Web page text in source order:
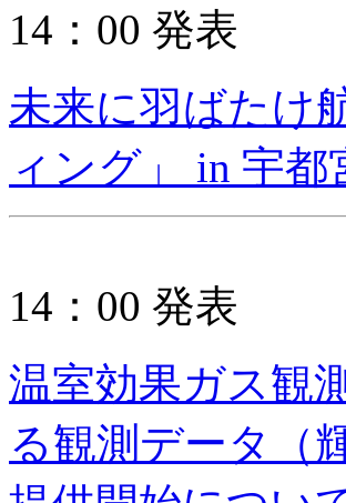
14：00 発表
未来に羽ばたけ
ィング」 in 宇
14：00 発表
温室効果ガス観
る観測データ（